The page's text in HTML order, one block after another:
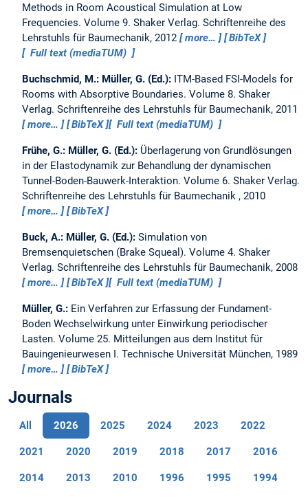
Methods in Room Acoustical Simulation at Low
Frequencies. Volume 9. Shaker Verlag. Schriftenreihe des
Lehrstuhls für Baumechanik, 2012
more…
BibTeX
Full text (mediaTUM)
Buchschmid, M.: Müller, G. (Ed.): ITM-Based FSI-Models for
Rooms with Absorptive Boundaries. Volume 8. Shaker
Verlag. Schriftenreihe des Lehrstuhls für Baumechanik, 2011
more…
BibTeX Full text (mediaTUM)
Frühe, G.: Müller, G. (Ed.): Überlagerung von Grundlösungen
in der Elastodynamik zur Behandlung der dynamischen
Tunnel-Boden-Bauwerk-Interaktion. Volume 6. Shaker Verlag.
Schriftenreihe des Lehrstuhls für Baumechanik , 2010
more…
BibTeX
Buck, A.: Müller, G. (Ed.): Simulation von
Bremsenquietschen (Brake Squeal). Volume 4. Shaker
Verlag. Schriftenreihe des Lehrstuhls für Baumechanik, 2008
more…
BibTeX Full text (mediaTUM)
Müller, G.: Ein Verfahren zur Erfassung der Fundament-
Boden Wechselwirkung unter Einwirkung periodischer
Lasten. Volume 25. Mitteilungen aus dem Institut für
Bauingenieurwesen I. Technische Universität München, 1989
more…
BibTeX
Journals
All 2026 2025 2024 2023 2022
2021 2020 2019 2018 2017 2016
2014 2013 2010 1996 1995 1994